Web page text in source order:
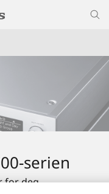
for deg
serien